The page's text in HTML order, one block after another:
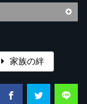
家族の絆